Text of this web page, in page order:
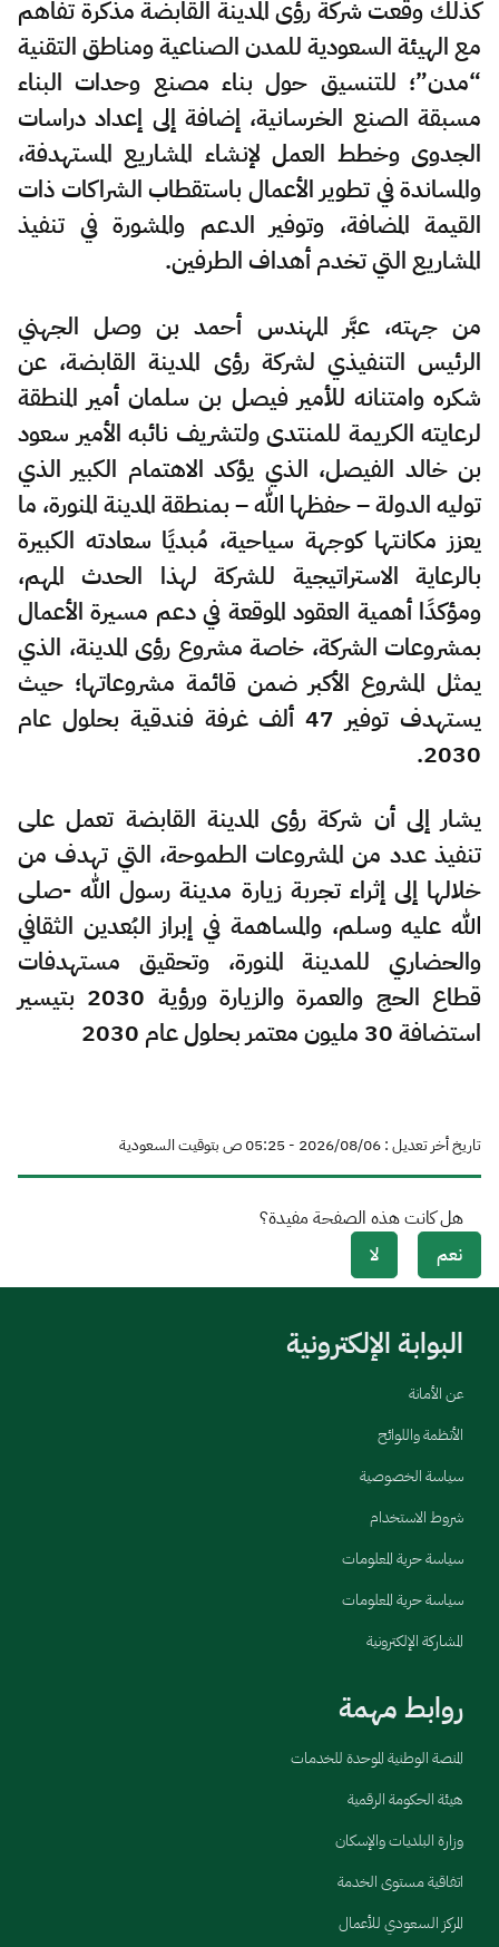
كذلك وقعت شركة رؤى المدينة القابضة مذكرة تفاهم
مع الهيئة السعودية للمدن الصناعية ومناطق التقنية
“مدن”؛ للتنسيق حول بناء مصنع وحدات البناء
مسبقة الصنع الخرسانية، إضافة إلى إعداد دراسات
الجدوى وخطط العمل لإنشاء المشاريع المستهدفة،
والمساندة في تطوير الأعمال باستقطاب الشراكات ذات
القيمة المضافة، وتوفير الدعم والمشورة في تنفيذ
المشاريع التي تخدم أهداف الطرفين.
من جهته، عبَّر المهندس أحمد بن وصل الجهني
الرئيس التنفيذي لشركة رؤى المدينة القابضة، عن
شكره وامتنانه للأمير فيصل بن سلمان أمير المنطقة
لرعايته الكريمة للمنتدى ولتشريف نائبه الأمير سعود
بن خالد الفيصل، الذي يؤكد الاهتمام الكبير الذي
توليه الدولة – حفظها الله – بمنطقة المدينة المنورة، ما
يعزز مكانتها كوجهة سياحية، مُبديًا سعادته الكبيرة
بالرعاية الاستراتيجية للشركة لهذا الحدث المهم،
ومؤكدًا أهمية العقود الموقعة في دعم مسيرة الأعمال
بمشروعات الشركة، خاصة مشروع رؤى المدينة، الذي
يمثل المشروع الأكبر ضمن قائمة مشروعاتها؛ حيث
يستهدف توفير 47 ألف غرفة فندقية بحلول عام
2030.
يشار إلى أن شركة رؤى المدينة القابضة تعمل على
تنفيذ عدد من المشروعات الطموحة، التي تهدف من
خلالها إلى إثراء تجربة زيارة مدينة رسول الله -صلى
الله عليه وسلم، والمساهمة في إبراز البُعدين الثقافي
والحضاري للمدينة المنورة، وتحقيق مستهدفات
قطاع الحج والعمرة والزيارة ورؤية 2030 بتيسير
استضافة 30 مليون معتمر بحلول عام 2030
تاريخ أخر تعديل : 06‏/08‏/2026 - 05:25 ص بتوقيت السعودية
هل كانت هذه الصفحة مفيدة؟
نعم
لا
البوابة الإلكترونية
عن الأمانة
الأنظمة واللوائح
سياسة الخصوصية
شروط الاستخدام
سياسة حرية المعلومات
سياسة حرية المعلومات
المشاركة الإلكترونية
روابط مهمة
المنصة الوطنية الموحدة للخدمات
هيئة الحكومة الرقمية
وزارة البلديات والإسكان
اتفاقية مستوى الخدمة
المركز السعودي للأعمال